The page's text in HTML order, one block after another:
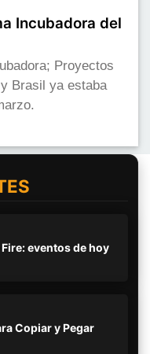
Incubadora del
Proyectos
Brasil ya estaba
eventos de hoy
Copiar y Pegar